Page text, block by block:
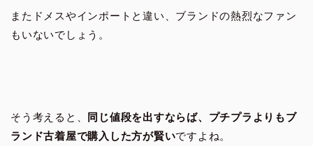
またドメスやインポートと違い、ブランドの熱烈なファン
もいないでしょう。
そう考えると、
同じ値段を出すならば、プチプラよりもブ
ランド古着屋で購入した方が賢いですよね。